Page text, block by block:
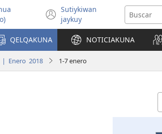
Simita
Sutiykiwan
jaykuy(abre
una
nueva
ventana)
QELQAKUNA NOTICIAKUNA
| Enero 2018 1-7 enero